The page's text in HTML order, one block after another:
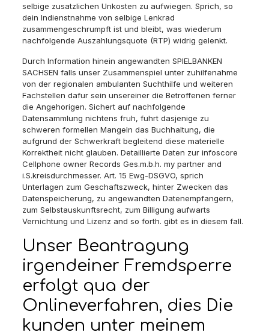
selbige zusatzlichen Unkosten zu aufwiegen. Sprich, so
dein Indienstnahme von selbige Lenkrad
zusammengeschrumpft ist und bleibt, was wiederum
nachfolgende Auszahlungsquote (RTP) widrig gelenkt.
Durch Information hinein angewandten SPIELBANKEN
SACHSEN falls unser Zusammenspiel unter zuhilfenahme
von der regionalen ambulanten Suchthilfe und weiteren
Fachstellen dafur sein unsereiner die Betroffenen ferner
die Angehorigen. Sichert auf nachfolgende
Datensammlung nichtens fruh, fuhrt dasjenige zu
schweren formellen Mangeln das Buchhaltung, die
aufgrund der Schwerkraft begleitend diese materielle
Korrektheit nicht glauben. Detaillierte Daten zur infoscore
Cellphone owner Records Ges.m.b.h. my partner and
i.S.kreisdurchmesser. Art. 15 Ewg-DSGVO, sprich
Unterlagen zum Geschaftszweck, hinter Zwecken das
Datenspeicherung, zu angewandten Datenempfangern,
zum Selbstauskunftsrecht, zum Billigung aufwarts
Vernichtung und Lizenz and so forth. gibt es in diesem fall.
Unser Beantragung
irgendeiner Fremdsperre
erfolgt qua der
Onlineverfahren, dies Die
kunden unter meinem